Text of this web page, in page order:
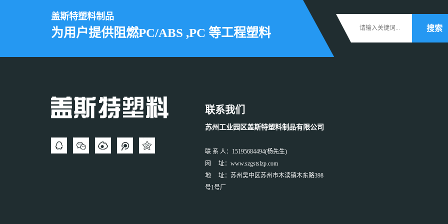
盖斯特塑料制品
为用户提供阻燃PC/ABS ,PC 等工程塑料
联系我们
苏州工业园区盖斯特塑料制品有限公司
联 系 人：15195684494(杨先生)
网 址：www.szgstslzp.com
地 址：苏州吴中区苏州市木渎镇木东路398
号1号厂